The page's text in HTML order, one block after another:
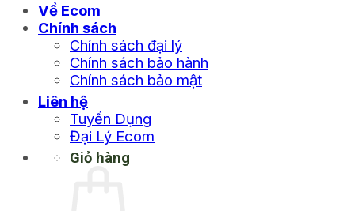
Về Ecom
Chính sách
Chính sách đại lý
Chính sách bảo hành
Chính sách bảo mật
Liên hệ
Tuyển Dụng
Đại Lý Ecom
Giỏ hàng